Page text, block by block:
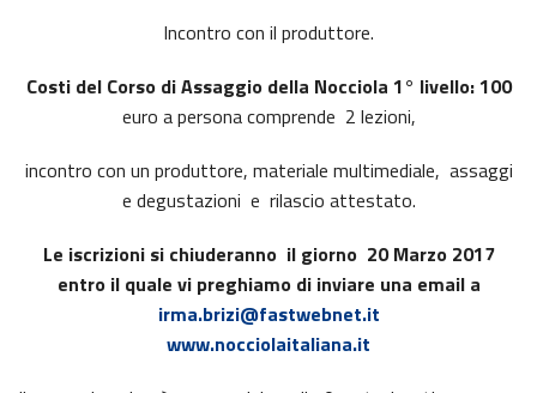
Incontro con il produttore.
Costi del Corso di Assaggio della Nocciola 1° livello: 100
euro a persona comprende 2 lezioni,
incontro con un produttore, materiale multimediale, assaggi
e degustazioni e rilascio attestato.
Le iscrizioni si chiuderanno il giorno 20 Marzo 2017
entro il quale vi preghiamo di inviare una email a
irma.brizi@fastwebnet.it
www.nocciolaitaliana.it